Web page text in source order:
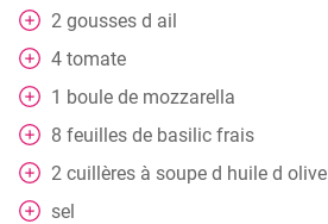
2 gousses d ail
4 tomate
1 boule de mozzarella
8 feuilles de basilic frais
2 cuillères à soupe d huile d olive
sel